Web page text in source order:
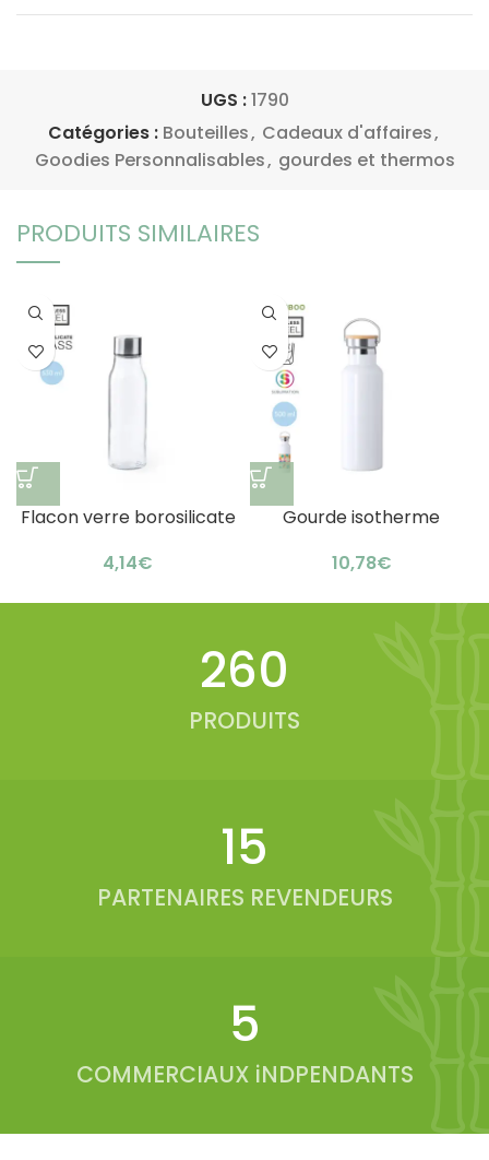
UGS :1790
Catégories : Bouteilles, Cadeaux d'affaires,
Goodies Personnalisables, gourdes et thermos
PRODUITS SIMILAIRES
Flacon verre borosilicate
bambou
€
Gourde isotherme
élégance naturelle
€
330
PRODUITS
19
PARTENAIRES REVENDEURS
6
COMMERCIAUX iNDPENDANTS